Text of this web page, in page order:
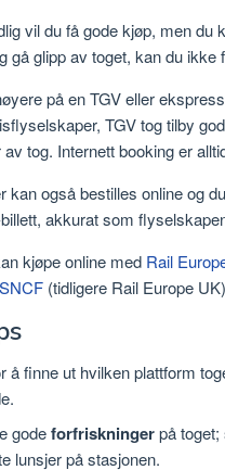
vil du få gode kjøp, men du
gå glipp av toget, kan du ikke
på en TGV eller
TGV tog tilby
tog. Internett booking er
kan også bestilles online og
akkurat som
kjøpe online med Rail
(tidligere Rail Europe
å finne ut hvilken plattform
godeforfriskningerpå
lunsjer på stasjonen.